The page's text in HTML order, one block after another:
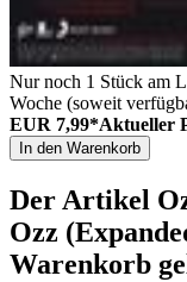
Nur noch 1 Stück am
Woche (soweit
EUR 7,99*Aktueller
In den Warenkorb
Der Artikel
Ozz
Warenkorb